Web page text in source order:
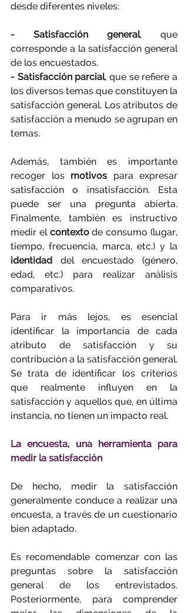
desde diferentes niveles:
- Satisfacción general, que
corresponde a la satisfacción general
de los encuestados.
- Satisfacción parcial, que se refiere a
los diversos temas que constituyen la
satisfacción general. Los atributos de
satisfacción a menudo se agrupan en
temas.
Además, también es importante
recoger los motivos para expresar
satisfacción o insatisfacción. Esta
puede ser una pregunta abierta.
Finalmente, también es instructivo
medir el contexto de consumo (lugar,
identidad del encuestado (género,
edad, etc.) para realizar análisis
comparativos.
Para ir más lejos, es esencial
identificar la importancia de cada
atributo de satisfacción y su
contribución a la satisfacción general.
Se trata de identificar los criterios
que realmente influyen en la
satisfacción y aquellos que, en última
instancia, no tienen un impacto real.
La encuesta, una herramienta para
medir la satisfacción
De hecho, medir la satisfacción
generalmente conduce a realizar una
encuesta, a través de un cuestionario
bien adaptado.
Es recomendable comenzar con las
preguntas sobre la satisfacción
general de los entrevistados.
Posteriormente, para comprender